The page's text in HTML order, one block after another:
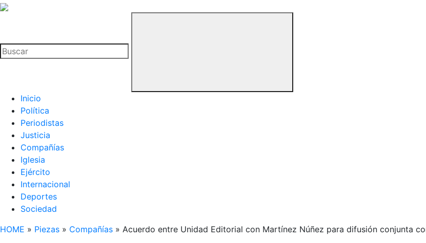
La
Buitre
Inicio
Política
Periodistas
Justicia
Compañías
Iglesia
Ejército
Internacional
Deportes
Sociedad
HOME » Piezas » Compañías » Acuerdo entre Unidad Editorial con Martínez Núñez para difusión conjunta